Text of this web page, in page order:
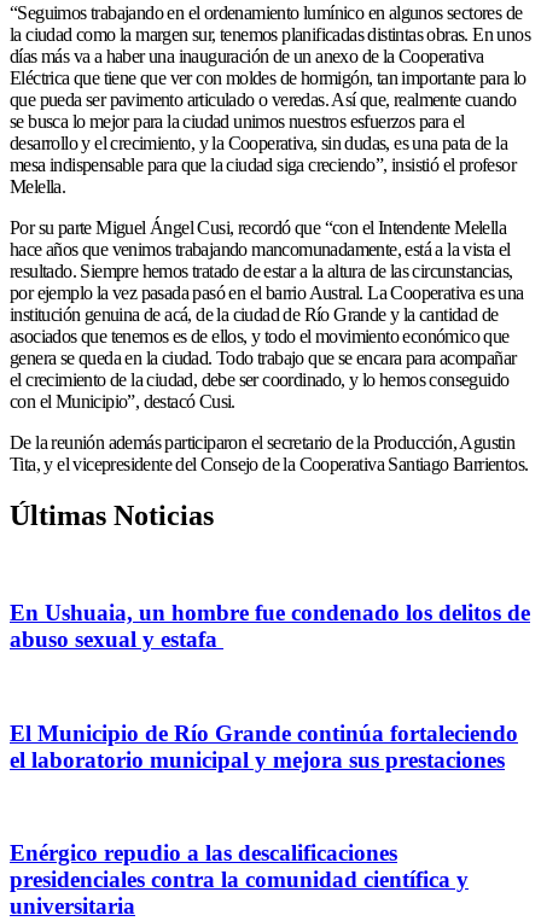
“Seguimos trabajando en el ordenamiento lumínico en algunos sectores de
la ciudad como la margen sur, tenemos planificadas distintas obras. En unos
días más va a haber una inauguración de un anexo de la Cooperativa
Eléctrica que tiene que ver con moldes de hormigón, tan importante para lo
que pueda ser pavimento articulado o veredas. Así que, realmente cuando
se busca lo mejor para la ciudad unimos nuestros esfuerzos para el
desarrollo y el crecimiento, y la Cooperativa, sin dudas, es una pata de la
mesa indispensable para que la ciudad siga creciendo”, insistió el profesor
Melella.
Por su parte Miguel Ángel Cusi, recordó que “con el Intendente Melella
hace años que venimos trabajando mancomunadamente, está a la vista el
resultado. Siempre hemos tratado de estar a la altura de las circunstancias,
por ejemplo la vez pasada pasó en el barrio Austral. La Cooperativa es una
institución genuina de acá, de la ciudad de Río Grande y la cantidad de
asociados que tenemos es de ellos, y todo el movimiento económico que
genera se queda en la ciudad. Todo trabajo que se encara para acompañar
el crecimiento de la ciudad, debe ser coordinado, y lo hemos conseguido
con el Municipio”, destacó Cusi.
De la reunión además participaron el secretario de la Producción, Agustin
Tita, y el vicepresidente del Consejo de la Cooperativa Santiago Barrientos.
Últimas Noticias
En Ushuaia, un hombre fue condenado los delitos de
abuso sexual y estafa
El Municipio de Río Grande continúa fortaleciendo
el laboratorio municipal y mejora sus prestaciones
Enérgico repudio a las descalificaciones
presidenciales contra la comunidad científica y
universitaria